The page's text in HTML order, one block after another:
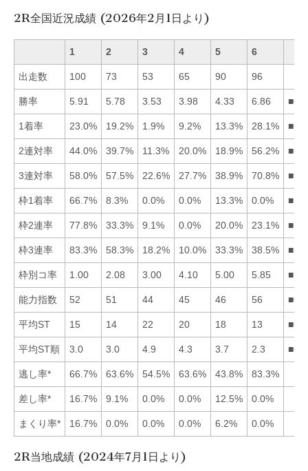
2R全国近況成績 (2026年2月1日より)
1 2 3 4 5 6
出走数 100 73 53 65 90 96
勝率 5.91 5.78 3.53 3.98 4.33 6.86
1着率 23.0% 19.2% 1.9% 9.2% 13.3% 28.1%
2連対率 44.0% 39.7% 11.3% 20.0% 18.9% 56.2%
3連対率 58.0% 57.5% 22.6% 27.7% 38.9% 70.8%
枠1着率 66.7% 8.3% 0.0% 0.0% 13.3% 0.0%
枠2連率 77.8% 33.3% 9.1% 0.0% 20.0% 23.1%
枠3連率 83.3% 58.3% 18.2% 10.0% 33.3% 38.5%
枠別コ率 1.00 2.08 3.00 4.10 5.00 5.85
能力指数 52 51 44 45 46 56
平均ST 15 14 22 20 18 13
平均ST順 3.0 3.0 4.9 4.3 3.7 2.3
逃し率* 66.7% 63.6% 54.5% 63.6% 43.8% 83.3%
差し率* 16.7% 9.1% 0.0% 0.0% 12.5% 0.0%
まくり率* 16.7% 0.0% 0.0% 0.0% 6.2% 0.0%
2R当地成績 (2024年7月1日より)